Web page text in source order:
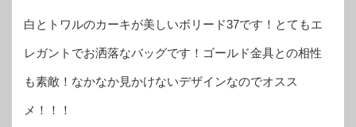
白とトワルのカーキが美しいボリード37です！とてもエ
レガントでお洒落なバッグです！ゴールド金具との相性
も素敵！なかなか見かけないデザインなのでオスス
メ！！！